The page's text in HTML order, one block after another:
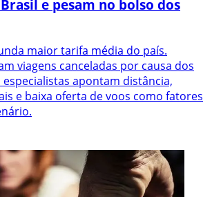
e pesam no bolso dos
maior tarifa média do país.
viagens canceladas por causa dos
apontam distância,
e baixa oferta de voos como fatores